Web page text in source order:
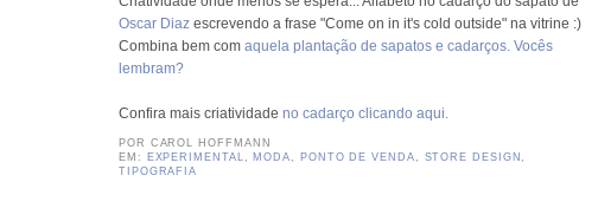
Oscar Diaz escrevendo a frase "Come on in it's cold outside" na vitrine :)
Combina bem com aquela plantação de sapatos e cadarços. Vocês
lembram?
Confira mais criatividade no cadarço clicando aqui.
POR CAROL HOFFMANN
EM:
EXPERIMENTAL MODA PONTO DE VENDA STORE DESIGN
TIPOGRAFIA